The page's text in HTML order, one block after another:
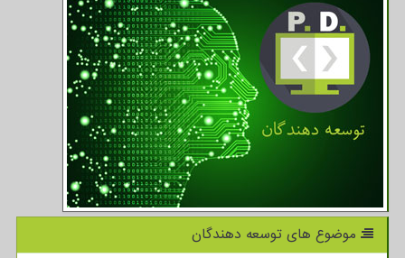
موضوع های توسعه دهندگان